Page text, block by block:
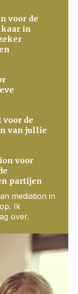
voor de
in
voor de
van jullie
voor
partijen
mediation in
Ik
over.